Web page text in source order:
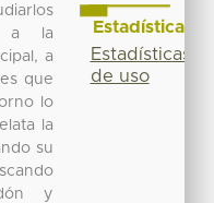
a la
a
que
lo
la
su
y
Estadísticas
Estadísticas
de uso